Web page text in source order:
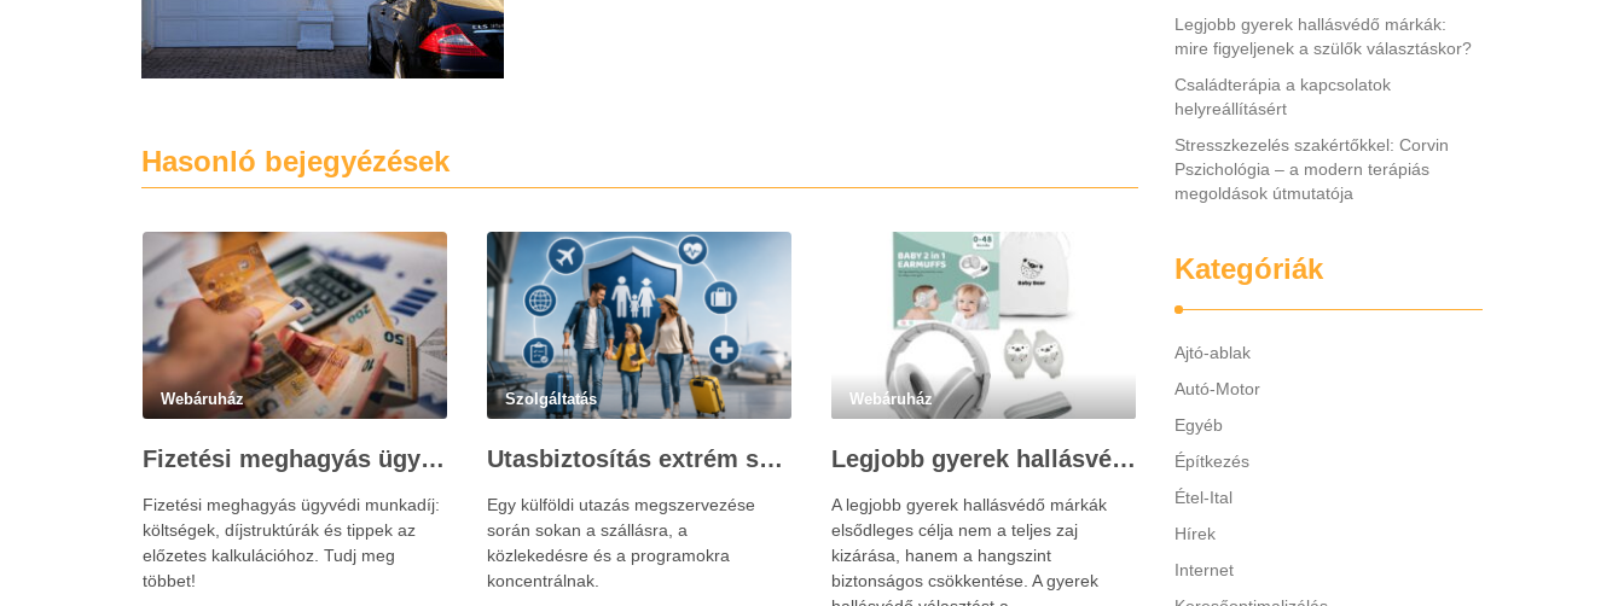
Hasonló bejegyézések
Webáruház
Fizetési meghagyás ügyvédi munkadíja: teljes költségvetési útmutató
Fizetési meghagyás ügyvédi munkadíj:
költségek, díjstruktúrák és tippek az
előzetes kalkulációhoz. Tudj meg
többet!
Szolgáltatás
Utasbiztosítás extrém sportokra és krónikus betegségek esetén: mire figyelj utazás előtt?
Egy külföldi utazás megszervezése
során sokan a szállásra, a
közlekedésre és a programokra
koncentrálnak.
Webáruház
Legjobb gyerek hallásvédő márkák: mire figyeljenek a szülők választáskor?
A legjobb gyerek hallásvédő márkák
elsődleges célja nem a teljes zaj
kizárása, hanem a hangszint
biztonságos csökkentése. A gyerek
Legjobb gyerek hallásvédő márkák:
mire figyeljenek a szülők választáskor?
Családterápia a kapcsolatok
helyreállításért
Stresszkezelés szakértőkkel: Corvin
Pszichológia – a modern terápiás
megoldások útmutatója
Kategóriák
Ajtó-ablak
Autó-Motor
Egyéb
Építkezés
Étel-Ital
Hírek
Internet